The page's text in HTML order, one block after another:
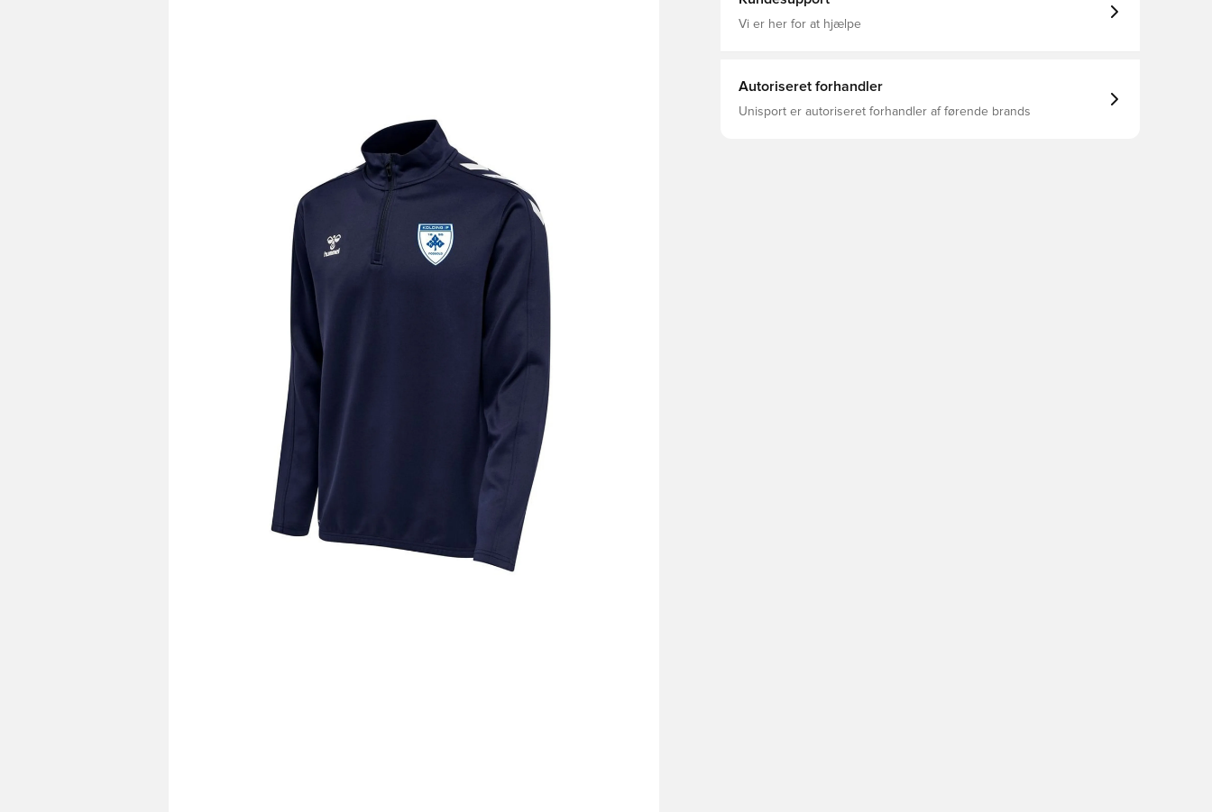
Vi er her for at hjælpe
Autoriseret forhandler
Unisport er autoriseret forhandler af førende brands